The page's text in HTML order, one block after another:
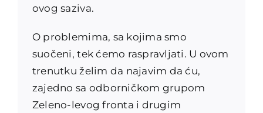
ovog saziva.
O problemima, sa kojima smo
suočeni, tek ćemo raspravljati. U ovom
trenutku želim da najavim da ću,
zajedno sa odborničkom grupom
Zeleno-levog fronta i drugim